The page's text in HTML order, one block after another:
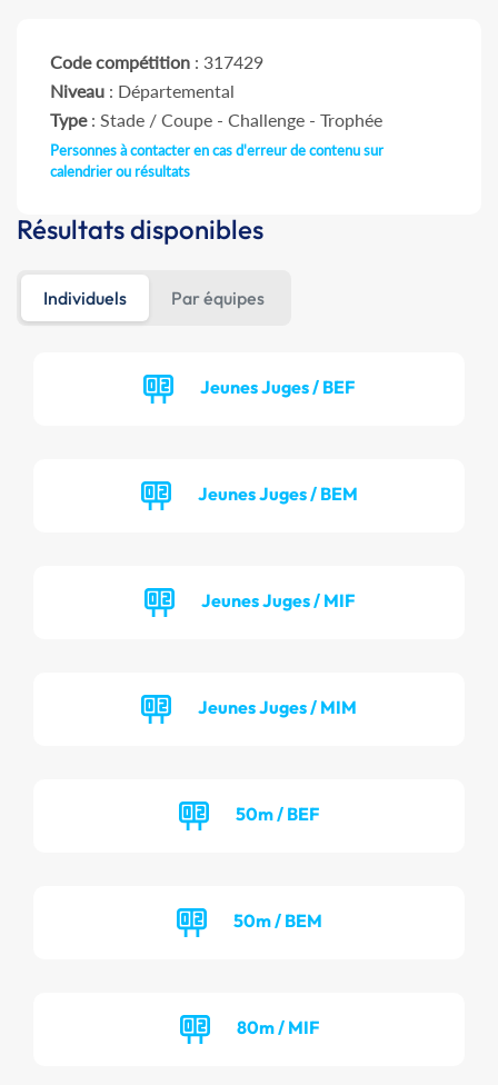
Code compétition : 317429
Niveau : Départemental
Type: Stade / Coupe - Challenge - Trophée
Personnes à contacter en cas d'erreur de contenu sur
calendrier ou résultats
Résultats disponibles
Individuels Par équipes
Jeunes Juges / BEF
Jeunes Juges / BEM
Jeunes Juges / MIF
Jeunes Juges / MIM
50m / BEF
50m / BEM
80m / MIF